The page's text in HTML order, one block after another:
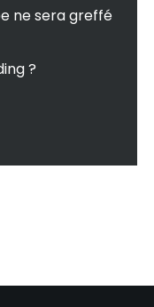
ne sera greffé
?